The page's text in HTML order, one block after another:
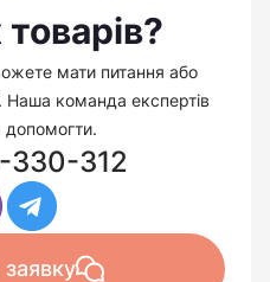
мати питання або
Наша команда експертів
допомогти.
330-312